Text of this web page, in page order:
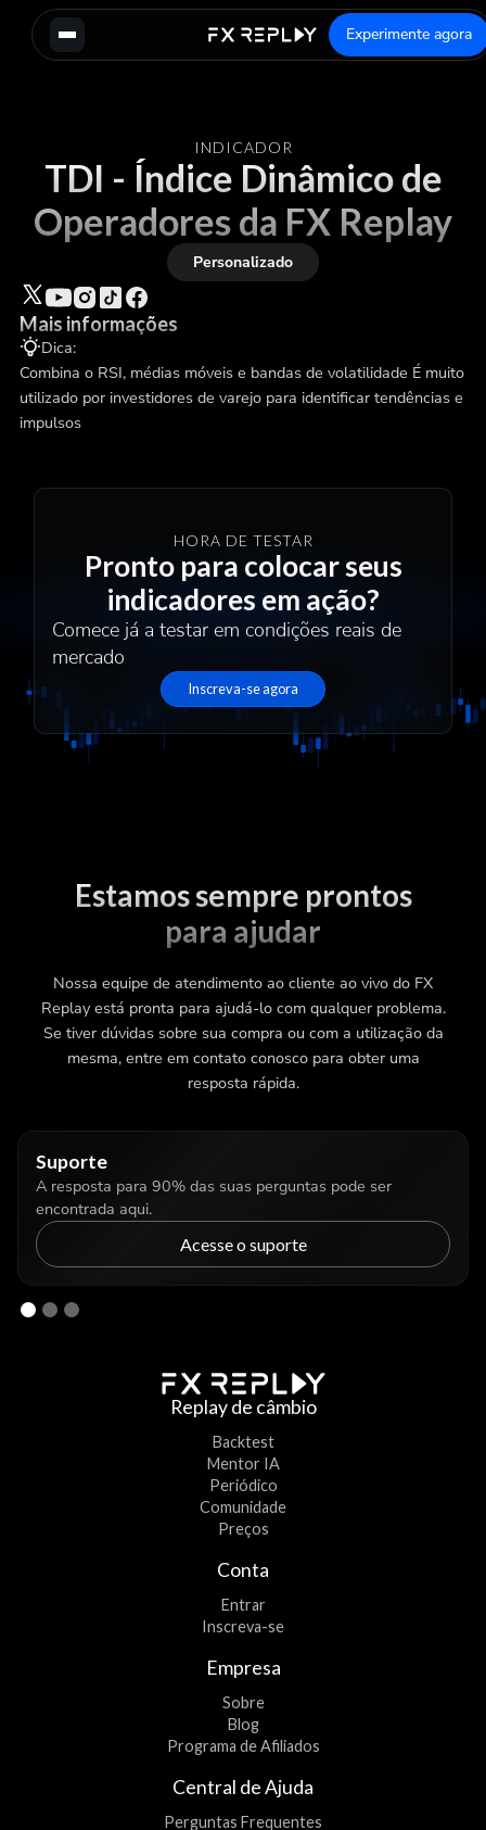
Experimente agora
INDICADOR
TDI - Índice Dinâmico de
Operadores da FX Replay
Personalizado
Mais informações
Dica:
Combina o RSI, médias móveis e bandas de volatilidade É muito
utilizado por investidores de varejo para identificar tendências e
impulsos
HORA DE TESTAR
Pronto para colocar seus
indicadores em ação?
Comece já a testar em condições reais de
mercado
Inscreva-se agora
Estamos sempre prontos
para ajudar
Nossa equipe de atendimento ao cliente ao vivo do FX
Replay está pronta para ajudá-lo com qualquer problema.
Se tiver dúvidas sobre sua compra ou com a utilização da
mesma, entre em contato conosco para obter uma
resposta rápida.
Suporte
A resposta para 90% das suas perguntas pode ser
encontrada aqui.
Acesse o suporte
Replay de câmbio
Backtest
Mentor IA
Periódico
Comunidade
Preços
Conta
Entrar
Inscreva-se
Empresa
Sobre
Blog
Programa de Afiliados
Central de Ajuda
Perguntas Frequentes